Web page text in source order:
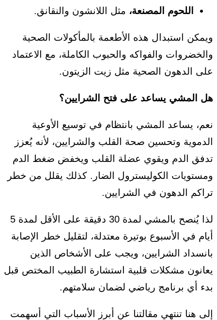
اللحوم المصنعة، مثل اللانشون والنقانق.
ويمكن استبدال هذه الأطعمة بالمأكولات الصحية
والخضروات والفواكه والحبوب الكاملة، مع الاعتماد
على الدهون الصحية مثل زيت الزيتون.
هل المشي يساعد على فتح الشرايين؟
نعم، يساعد المشي بانتظام في توسيع الأوعية
الدموية وتحسين صحة القلب والشرايين، لأنه يُعزز
تدفق الدم ويقوي عضلة القلب ويخفض ضغط الدم
ومستويات الكوليسترول الضار. كذلك يقلل من خطر
تراكم الدهون في الشرايين.
لذا يُنصح بالمشي لمدة 30 دقيقة على الأقل لمدة 5
أيام في الأسبوع بوتيرة معتدلة، لتقليل خطر الإصابة
بانسداد الشرايين، ويجب على الأشخاص الذين
يعانون مشكلات قلبية استشارة الطبيب المختص قبل
بدء أي برنامج رياضي لضمان سلامتهم.
إلى هنا تنتهي مقالتنا عن أبرز الأسباب التي أسهمت